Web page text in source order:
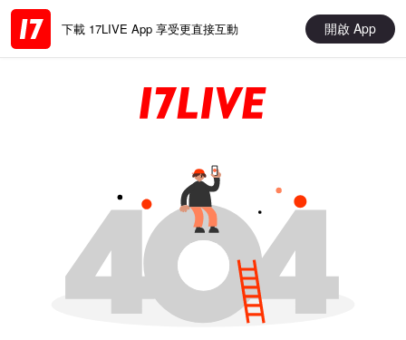
下載 17LIVE App 享受更直接互動 開啟 App